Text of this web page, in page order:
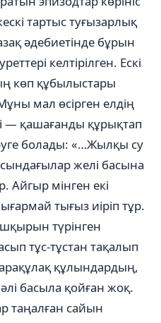
тартыс туғызарлық
әдебиетінде бұрын
келтірілген. Ескі
көп құбылыстары
мал өсірген елдің
— қашағанды құрықтап
болады: «…Жылқы су
желі басына
Айгыр мінген екі
тығыз иіріп тұр.
түрінген
тұс-тұстан тақалып
құлындардың,
басыла қойған жоқ.
таңалған сайын